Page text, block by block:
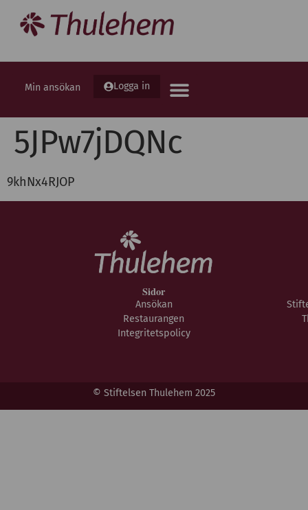
Min ansökan Logga in
5JPw7jDQNc
9khNx4RJOP
Sidor
Ansökan
Restaurangen
Integritetspolicy
© Stiftelsen Thulehem 2025